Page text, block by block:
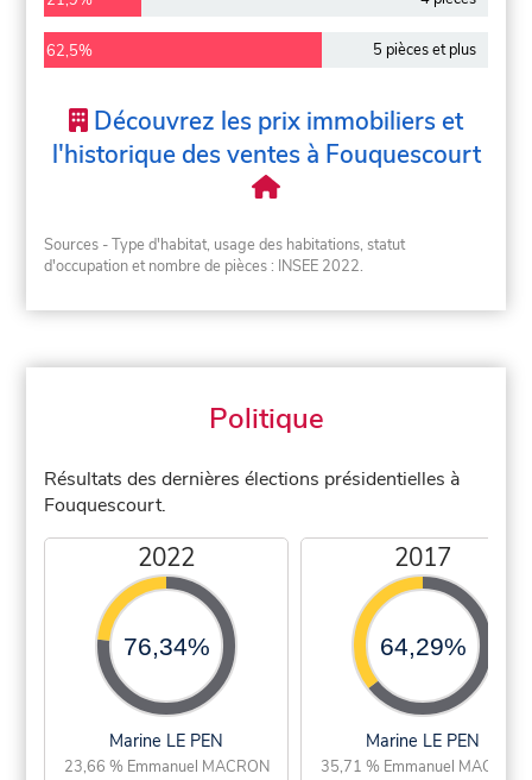
62,5% 5 pièces et plus
Découvrez les prix immobiliers et
l'historique des ventes à Fouquescourt
Sources - Type d'habitat, usage des habitations, statut
d'occupation et nombre de pièces : INSEE 2022.
Politique
Résultats des dernières élections présidentielles à
Fouquescourt.
2022
76,34%
Marine LE PEN
23,66 % Emmanuel MACRON
2017
64,29%
Marine LE PEN
35,71 % Emmanuel MACRON